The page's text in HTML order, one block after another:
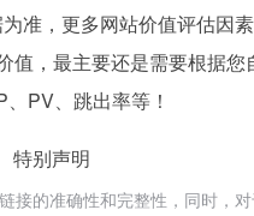
准，更多网站价值评估因
，最主要还是需要根据
PV、跳出率等！
特别声明
的准确性和完整性，同时，